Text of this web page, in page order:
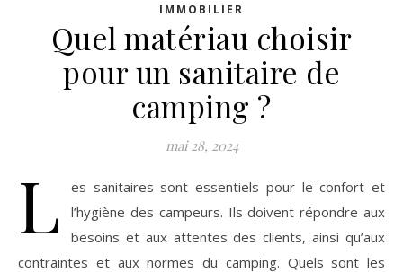
IMMOBILIER
Quel matériau choisir
pour un sanitaire de
camping ?
mai 28, 2024
L
es sanitaires sont essentiels pour le confort et
l’hygiène des campeurs. Ils doivent répondre aux
besoins et aux attentes des clients, ainsi qu’aux
contraintes et aux normes du camping. Quels sont les